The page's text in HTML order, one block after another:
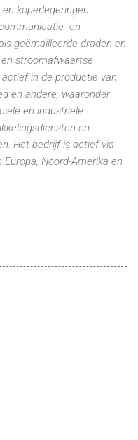
koperlegeringen
en
geëmailleerde draden en
stroomafwaartse
in de productie van
en andere, waaronder
en industriële
en
Het bedrijf is actief via
Noord-Amerika en